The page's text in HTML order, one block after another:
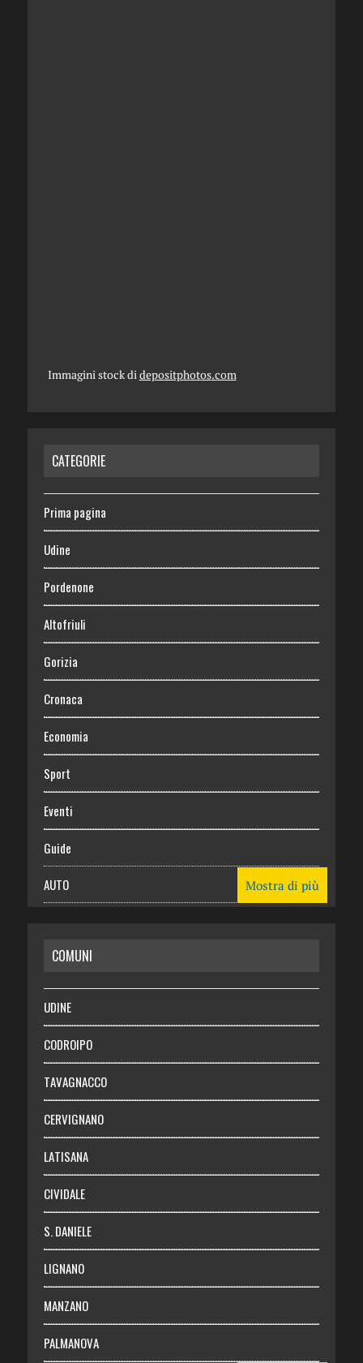
Immagini stock di depositphotos.com
CATEGORIE
Prima pagina
Udine
Pordenone
Altofriuli
Gorizia
Cronaca
Economia
Sport
Eventi
Guide
AUTO
RISPARMIO
SALUTE
Necrologie
Chi siamo
Abbonati
Login
Mostra di più
COMUNI
UDINE
CODROIPO
TAVAGNACCO
CERVIGNANO
LATISANA
CIVIDALE
S. DANIELE
LIGNANO
MANZANO
PALMANOVA